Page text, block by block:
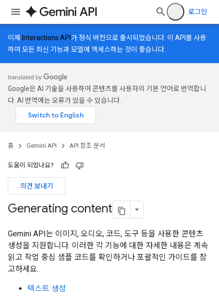
로그인
이제 Interactions API 가 정식 버전으로 출시되었습니다. 이 API를 사용
하여 모든 최신 기능과 모델에 액세스하는 것이 좋습니다.
Google은 AI 기술을 사용하여 콘텐츠를 사용자의 기본 언어로 번역합니
다. AI 번역에는 오류가 있을 수 있습니다.
홈 Gemini API API 참조 문서
도움이 되었나요?
의견 보내기
Generating content
Gemini API는 이미지, 오디오, 코드, 도구 등을 사용한 콘텐츠
생성을 지원합니다. 이러한 각 기능에 대한 자세한 내용은 계속
읽고 작업 중심 샘플 코드를 확인하거나 포괄적인 가이드를 참
고하세요.
텍스트 생성